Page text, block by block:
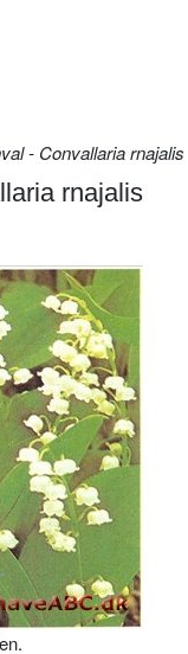
- Convallaria rnajalis
rnajalis